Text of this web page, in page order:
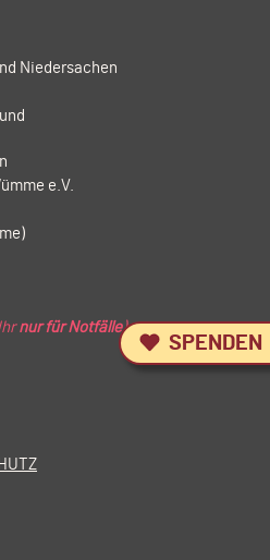
SPENDEN
Niedersachen
e.V.
nur für Notfälle)